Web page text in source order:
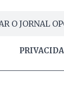
O JORNAL